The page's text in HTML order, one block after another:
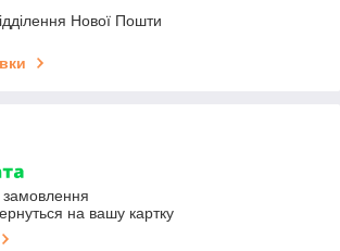
Нової Пошти
на вашу картку